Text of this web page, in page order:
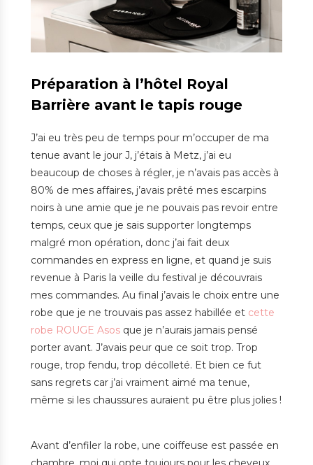
Préparation à l’hôtel Royal
Barrière avant le tapis rouge
J’ai eu très peu de temps pour m’occuper de ma
tenue avant le jour J, j’étais à Metz, j’ai eu
beaucoup de choses à régler, je n’avais pas accès à
80% de mes affaires, j’avais prêté mes escarpins
noirs à une amie que je ne pouvais pas revoir entre
temps, ceux que je sais supporter longtemps
malgré mon opération, donc j’ai fait deux
commandes en express en ligne, et quand je suis
revenue à Paris la veille du festival je découvrais
mes commandes. Au final j’avais le choix entre une
robe que je ne trouvais pas assez habillée et cette
robe ROUGE Asos que je n’aurais jamais pensé
porter avant. J’avais peur que ce soit trop. Trop
rouge, trop fendu, trop décolleté. Et bien ce fut
sans regrets car j’ai vraiment aimé ma tenue,
même si les chaussures auraient pu être plus jolies !
Avant d’enfiler la robe, une coiffeuse est passée en